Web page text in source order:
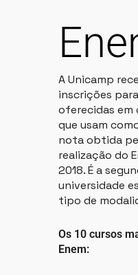
A Unicamp
inscrições
oferecidas em
que usam
nota obtida
realização do
2018. É a
universidade
tipo de
Os 10 cursos
Enem: